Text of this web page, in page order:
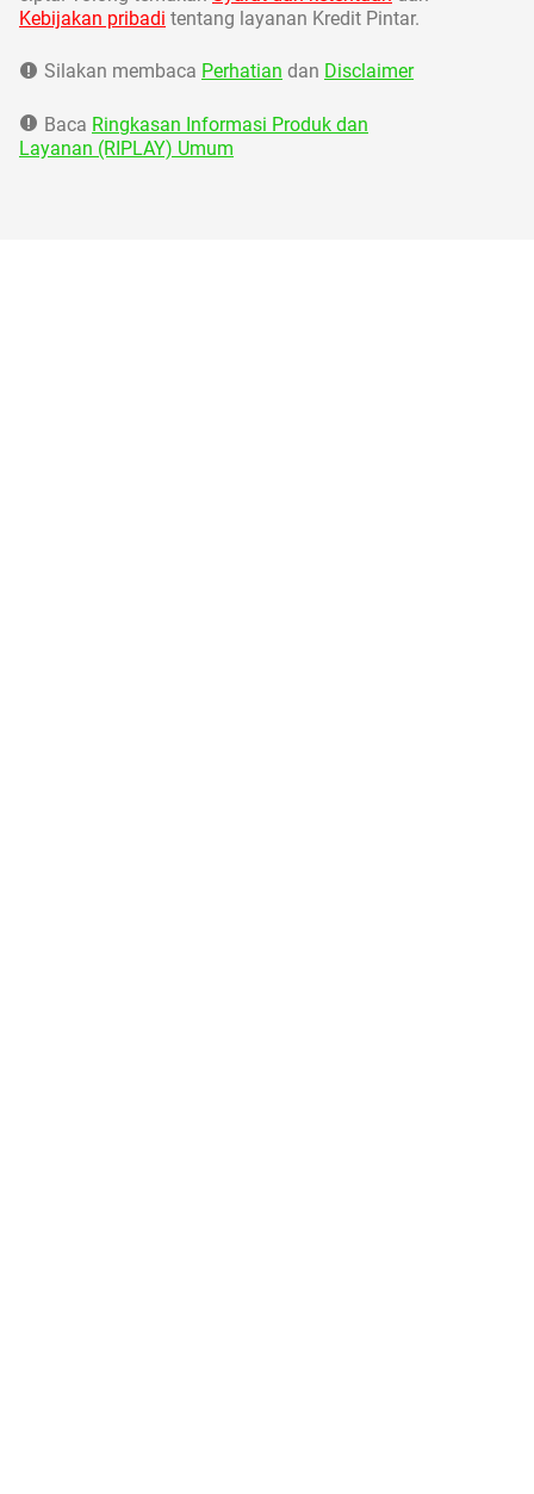
Kebijakan pribadi tentang layanan Kredit Pintar.
Silakan membaca Perhatian dan Disclaimer
Baca Ringkasan Informasi Produk dan
Layanan (RIPLAY) Umum